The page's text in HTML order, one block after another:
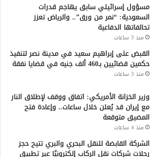
مسؤول إسرائيلي سابق يهاجم قدرات
السعودية: “نمر من ورق”.. والرياض تعزز
تحالفاتها الدفاعية
منذ 3 ساعات
القبض على إبراهيم سعيد في مدينة نصر لتنفيذ
حكمين قضائيين بـ460 ألف جنيه في قضايا نفقة
منذ 3 ساعات
وزير الخزانة الأمريكي: اتفاق ووقف لإطلاق النار
مع إيران قد يُعلن خلال ساعات.. وإعادة فتح
المضيق متوقعة
منذ 4 ساعات
الشركة القابضة للنقل البحري والبري تتيح حجز
رحلات شركات نقل الركاب إلكترونيًا عبر تطبيق